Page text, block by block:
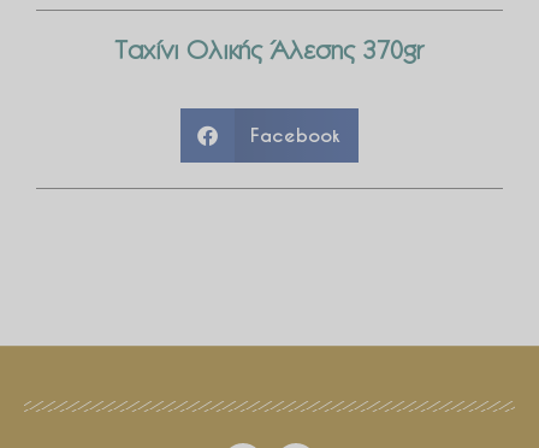
Ταχίνι Ολικής Άλεσης 370gr
Facebook